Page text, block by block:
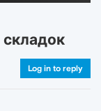
Log in to reply